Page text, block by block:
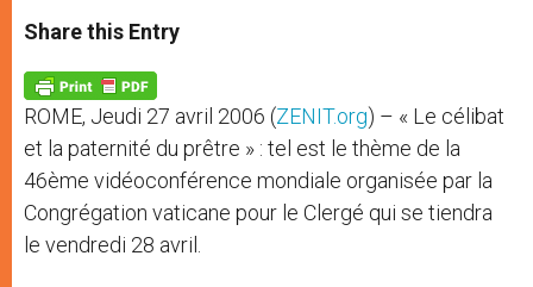
t
s
p
p
s
e
g
e
r
e
b
o
k
Share this Entry
ROME, Jeudi 27 avril 2006 (ZENIT.org) – « Le célibat
et la paternité du prêtre » : tel est le thème de la
46ème vidéoconférence mondiale organisée par la
Congrégation vaticane pour le Clergé qui se tiendra
le vendredi 28 avril.